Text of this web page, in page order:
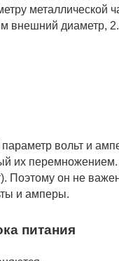
металлической
внешний диаметр,
вольт и
их
Поэтому он не
и амперы.
питания